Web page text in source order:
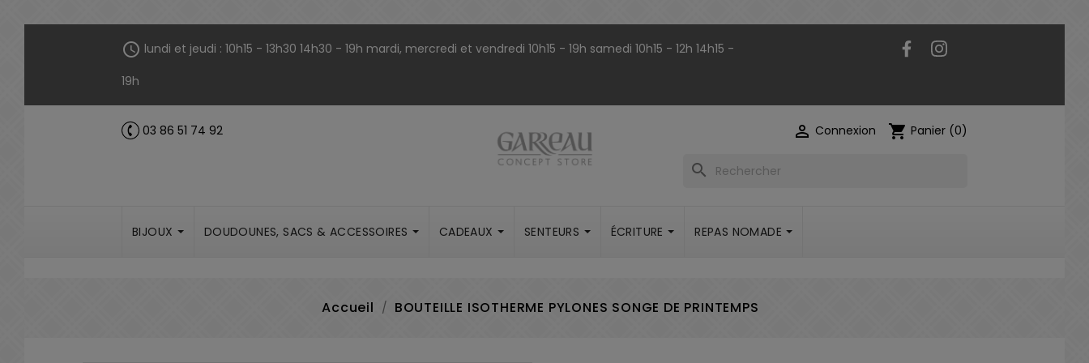
schedule lundi et jeudi : 10h15 - 13h30 14h30 - 19h mardi, mercredi et vendredi 10h15 - 19h samedi 10h15 - 12h 14h15 -
19h
Facebook
call 03 86 51 74 92  Connexion shopping_cart Panier (0)
search
BIJOUX DOUDOUNES, SACS & ACCESSOIRES CADEAUX SENTEURS ÉCRITURE REPAS NOMADE
Accueil BOUTEILLE ISOTHERME PYLONES SONGE DE PRINTEMPS